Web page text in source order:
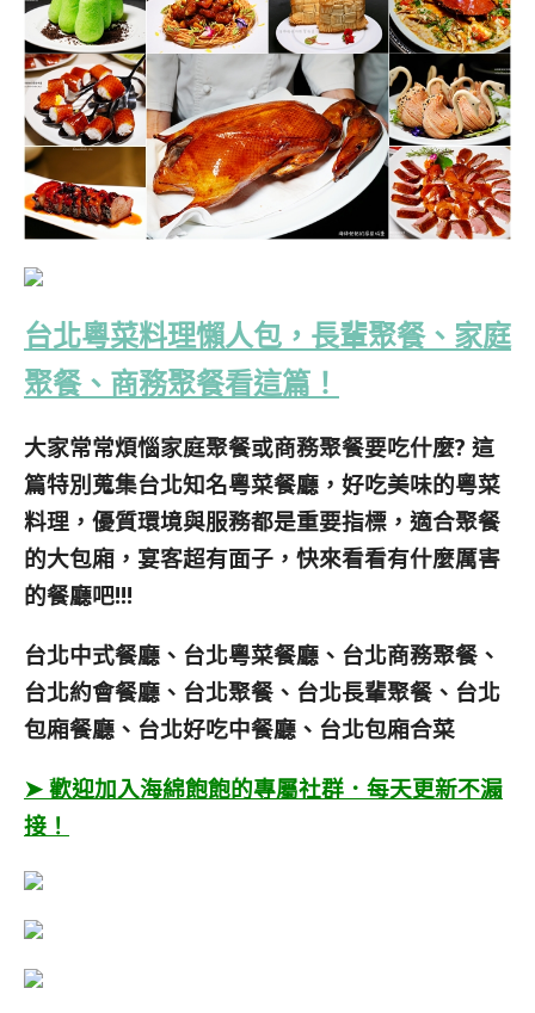
台北粵菜料理懶人包，長輩聚餐、家庭
聚餐、商務聚餐看這篇！
大家常常煩惱家庭聚餐或商務聚餐要吃什麼? 這
篇特別蒐集台北知名粵菜餐廳，好吃美味的粵菜
料理，優質環境與服務都是重要指標，適合聚餐
的大包廂，宴客超有面子，快來看看有什麼厲害
的餐廳吧!!!
台北中式餐廳、台北粵菜餐廳、台北商務聚餐、
台北約會餐廳、台北聚餐、台北長輩聚餐、台北
包廂餐廳、台北好吃中餐廳、台北包廂合菜
➤ 歡迎加入海綿飽飽的專屬社群．每天更新不漏
接！